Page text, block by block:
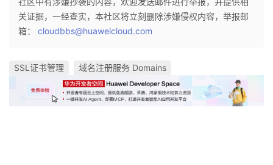
注
开
者
的
我
支
关证据，一经查实，本社区将立刻删除涉嫌侵权内容，举报邮
箱： cloudbbs@huaweicloud.com
SSL证书管理 域名注册服务 Domains